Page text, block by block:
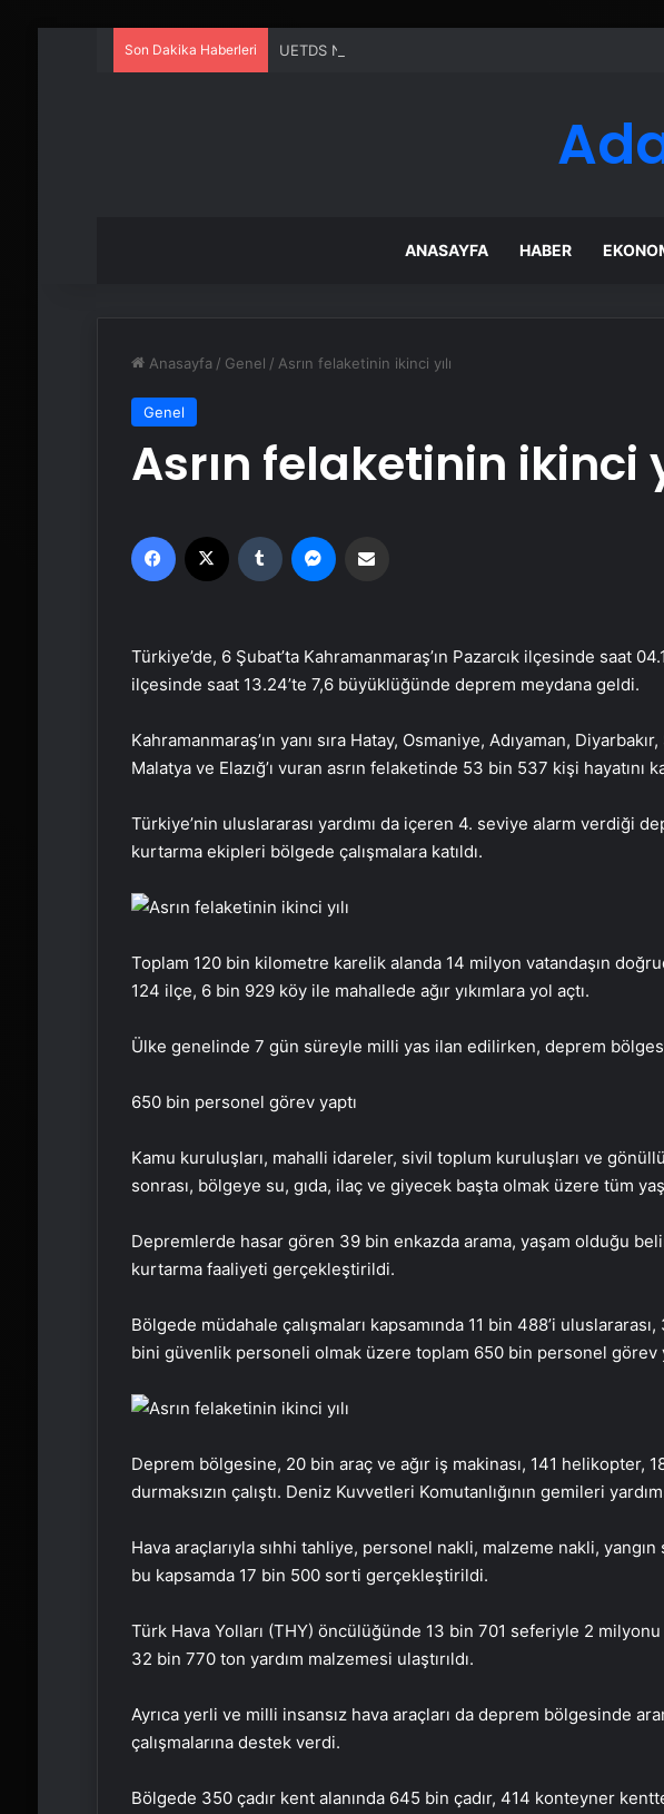
Son Dakika Haberleri UETDS Nedir ? Uetds.com İle Akıllı Dijital Taşımacılık
ANASAYFA HABER
Anasayfa / Genel / Asrın felaketinin ikinci yılı
Genel
Asrın felaketinin ikinci
Facebook Tumblr
Türkiye’de, 6 Şubat’ta Kahramanmaraş’ın Pazarcık ilçesinde saat
ilçesinde saat 13.24’te 7,6 büyüklüğünde deprem meydana geldi.
Kahramanmaraş’ın yanı sıra Hatay, Osmaniye, Adıyaman,
Malatya ve Elazığ’ı vuran asrın felaketinde 53 bin 537 kişi hayatını
Türkiye’nin uluslararası yardımı da içeren 4. seviye alarm verdiği
kurtarma ekipleri bölgede çalışmalara katıldı.
Toplam 120 bin kilometre karelik alanda 14 milyon vatandaşın
124 ilçe, 6 bin 929 köy ile mahallede ağır yıkımlara yol açtı.
Ülke genelinde 7 gün süreyle milli yas ilan edilirken, deprem
650 bin personel görev yaptı
Kamu kuruluşları, mahalli idareler, sivil toplum kuruluşları ve
sonrası, bölgeye su, gıda, ilaç ve giyecek başta olmak üzere tüm
Depremlerde hasar gören 39 bin enkazda arama, yaşam olduğu
kurtarma faaliyeti gerçekleştirildi.
Bölgede müdahale çalışmaları kapsamında 11 bin 488’i
bini güvenlik personeli olmak üzere toplam 650 bin personel görev
Deprem bölgesine, 20 bin araç ve ağır iş makinası, 141 helikopter,
durmaksızın çalıştı. Deniz Kuvvetleri Komutanlığının gemileri
Hava araçlarıyla sıhhi tahliye, personel nakli, malzeme nakli,
bu kapsamda 17 bin 500 sorti gerçekleştirildi.
Türk Hava Yolları (THY) öncülüğünde 13 bin 701 seferiyle 2
32 bin 770 ton yardım malzemesi ulaştırıldı.
Ayrıca yerli ve milli insansız hava araçları da deprem bölgesinde
çalışmalarına destek verdi.
Bölgede 350 çadır kent alanında 645 bin çadır, 414 konteyner